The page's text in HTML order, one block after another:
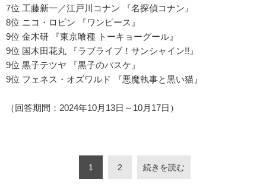
7位 工藤新一／江戸川コナン 『名探偵コナン』
8位 ニコ・ロビン 『ワンピース』
9位 金木研 『東京喰種 トーキョーグール』
9位 国木田花丸 『ラブライブ！サンシャイン!!』
9位 黒子テツヤ 『黒子のバスケ』
9位 フェネス・オズワルド 『悪魔執事と黒い猫』
（回答期間：2024年10月13日～10月17日）
1 2 続きを読む